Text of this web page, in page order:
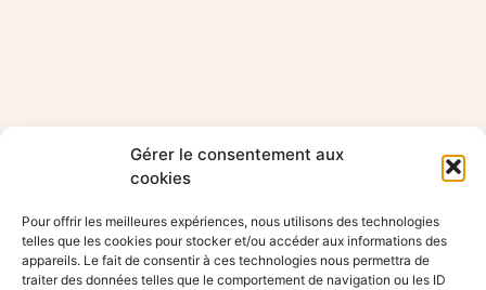
Gérer le consentement aux
cookies
Pour offrir les meilleures expériences, nous utilisons des technologies
telles que les cookies pour stocker et/ou accéder aux informations des
appareils. Le fait de consentir à ces technologies nous permettra de
traiter des données telles que le comportement de navigation ou les ID